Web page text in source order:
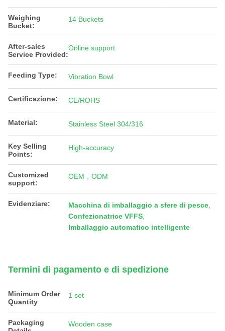
Weighing
Bucket:
14 Buckets
After-sales
Service Provided:
Online support
Feeding Type: Vibration Bowl
Certificazione: CE/ROHS
Material: Stainless Steel 304/316
Key Selling
Points:
High-accuracy
Customized
support:
OEM，ODM
Evidenziare: Macchina di imballaggio a sfere di pesce
Confezionatrice VFFS
Imballaggio automatico intelligente
Termini di pagamento e di spedizione
Minimum Order
Quantity
1 set
Packaging
Wooden case